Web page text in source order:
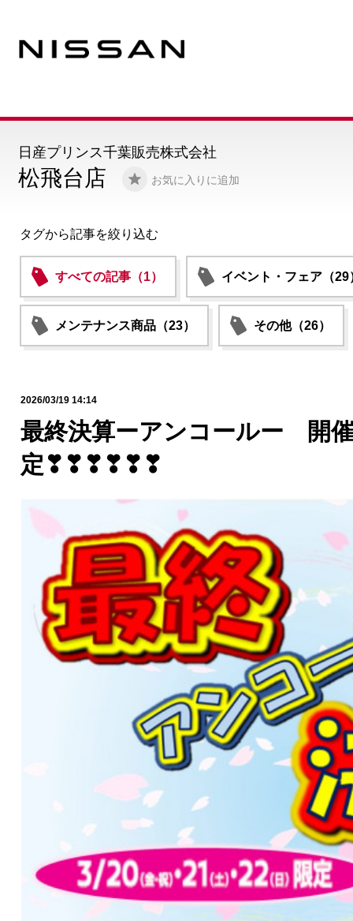
松飛台店 お気に入りに追加
日産プリンス千葉販売株式会社
タグから記事を絞り込む
すべての記事（1） イベント・フェア（29
メンテナンス商品（23） その他（26）
2026/03/19 14:14
最終決算ーアンコールー 開
定❣❣❣❣❣❣